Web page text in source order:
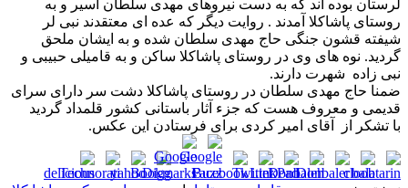
لرستان بوده اند که به دست نیروهای مهدی سلطان اسیر و به
روستای پاشاکلا آمدند . روایت دیگر که عده ای معتقدند نبی لر
شیفته قشون جنگی حاج مهدی سلطان شده و به ایشان ملحق
گردید. نوه های وی در روستای پاشاکلا ساکن و به قامیلی حبیبی و
نبی زاده شهرت دارند.
ضمنا حاج مهدی سلطان در روستای پاشاکلا دشت سر دارای سرای
قدیمی و معروف هست که جزء آثار باستانی کشور قلمداد گردید
با تشکر از آقای امیر کردی برای فرستادن این عکس.